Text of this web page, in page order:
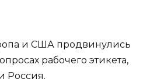
и США продвинулись
рабочего этикета,
Россия.